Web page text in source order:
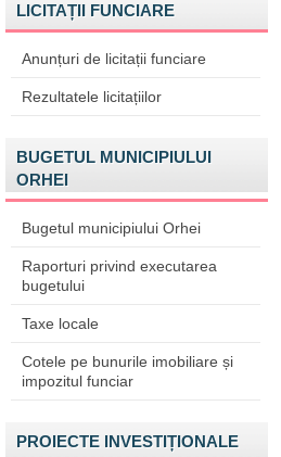
LICITAȚII FUNCIARE
Anunțuri de licitații funciare
Rezultatele licitațiilor
BUGETUL MUNICIPIULUI
ORHEI
Bugetul municipiului Orhei
Raporturi privind executarea
bugetului
Taxe locale
Cotele pe bunurile imobiliare și
impozitul funciar
PROIECTE INVESTIȚIONALE